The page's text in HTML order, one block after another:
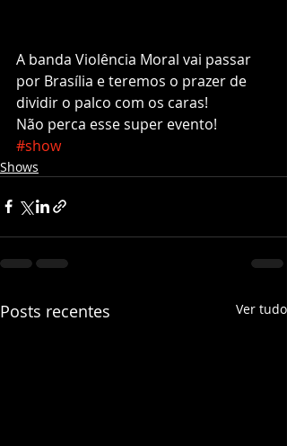
A banda Violência Moral vai passar
por Brasília e teremos o prazer de
dividir o palco com os caras!
Não perca esse super evento!
#show
Shows
Posts recentes Ver tudo